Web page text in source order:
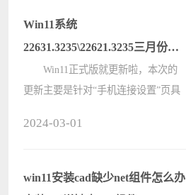
卓app就会卡顿；但如果你的配置够
Win11系统
22631.3235\22621.3235三月份首
更：添加了对USB 80Gbps标准
的支持
Win11正式版就更新啦，本次的
更新主要是针对“手机连接设置”页具
可以来本站看看相关的资????
2024-03-01
win11安装cad缺少net组件怎么办